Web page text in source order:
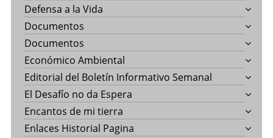
Defensa a la Vida
Documentos
Documentos
Económico Ambiental
Editorial del Boletín Informativo Semanal
El Desafío no da Espera
Encantos de mi tierra
Enlaces Historial Pagina